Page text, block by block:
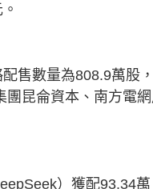
售數量為808.9萬股
團昆侖資本、南方電
）獲配93.34萬